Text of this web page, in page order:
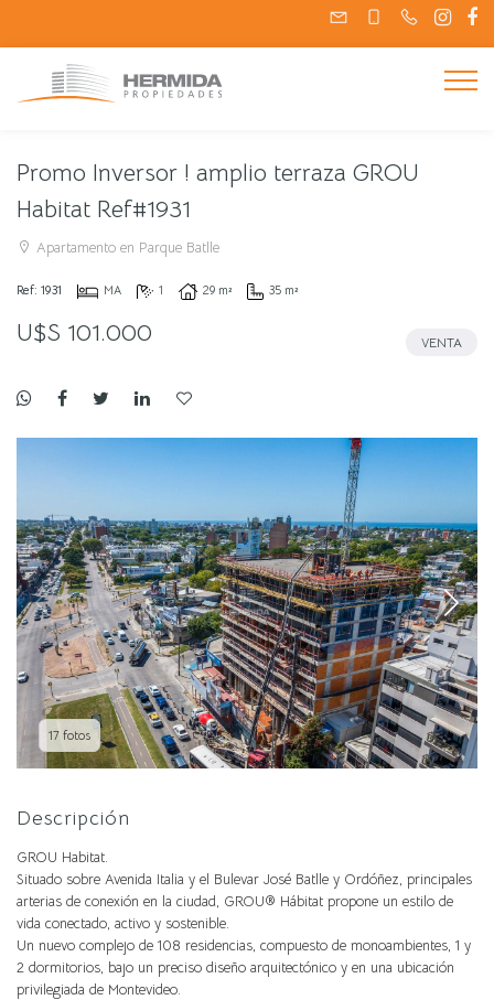
Promo Inversor ! amplio terraza GROU
Habitat Ref#1931
Apartamento en Parque Batlle
Ref: 1931 MA 1 29 m² 35 m²
U$S 101.000 VENTA
17 fotos
Descripción
GROU Habitat.
Situado sobre Avenida Italia y el Bulevar José Batlle y Ordóñez, principales
arterias de conexión en la ciudad, GROU® Hábitat propone un estilo de
vida conectado, activo y sostenible.
Un nuevo complejo de 108 residencias, compuesto de monoambientes, 1 y
2 dormitorios, bajo un preciso diseño arquitectónico y en una ubicación
privilegiada de Montevideo.